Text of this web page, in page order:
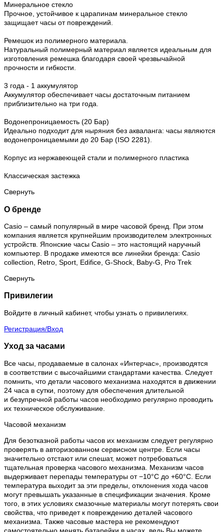
Минеральное стекло
Прочное, устойчивое к царапинам минеральное стекло
защищает часы от повреждений.
Ремешок из полимерного материала.
Натуральный полимерный материал является идеальным для
изготовления ремешка благодаря своей чрезвычайной
прочности и гибкости.
3 года - 1 аккумулятор
Аккумулятор обеспечивает часы достаточным питанием
приблизительно на три года.
Водонепроницаемость (20 Бар)
Идеально подходит для ныряния без акваланга: часы являются
водонепроницаемыми до 20 Бар (ISO 2281).
Корпус из нержавеющей стали и полимерного пластика
Классическая застежка
Свернуть
О бренде
Casio – самый популярный в мире часовой бренд. При этом
компания является крупнейшим производителем электронных
устройств. Японские часы Casio – это настоящий наручный
компьютер. В продаже имеются все линейки бренда: Casio
collection, Retro, Sport, Edifice, G-Shock, Baby-G, Pro Trek
Свернуть
Привилегии
Войдите в личный кабинет, чтобы узнать о привилегиях.
Регистрация/Вход
Уход за часами
Все часы, продаваемые в салонах «Интерчас», производятся
в соответствии с высочайшими стандартами качества. Следует
помнить, что детали часового механизма находятся в движении
24 часа в сутки, поэтому для обеспечения длительной
и безупречной работы часов необходимо регулярно проводить
их техническое обслуживание.
Часовой механизм
Для безотказной работы часов их механизм следует регулярно
проверять в авторизованном сервисном центре. Если часы
значительно отстают или спешат, может потребоваться
тщательная проверка часового механизма. Механизм часов
выдерживает перепады температуры от −10°C до +60°C. Если
температура выходит за эти пределы, отклонения хода часов
могут превышать указанные в спецификации значения. Кроме
того, в этих условиях смазочные материалы могут потерять свои
свойства, что приведет к повреждению деталей часового
механизма. Также часовые мастера не рекомендуют
самостоятельно менять батарейки в часах, ведь Вы можете